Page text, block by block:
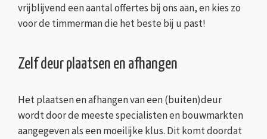
vrijblijvend een aantal offertes bij ons aan, en kies zo
voor de timmerman die het beste bij u past!
Zelf deur plaatsen en afhangen
Het plaatsen en afhangen van een (buiten)deur
wordt door de meeste specialisten en bouwmarkten
aangegeven als een moeilijke klus. Dit komt doordat